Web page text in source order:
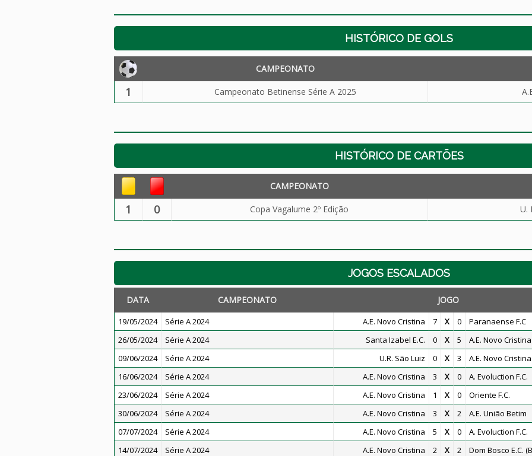
HISTÓRICO DE GOLS
CAMPEONATO
1 Campeonato Betinense Série A 2025
HISTÓRICO DE CARTÕES
CAMPEONATO
1 0 Copa Vagalume 2º Edição U.
JOGOS ESCALADOS
DATA CAMPEONATO JOGO
19/05/2024 Série A 2024 A.E. Novo Cristina 7 X 0
Paranaense F.C
26/05/2024
Série A 2024 Santa Izabel E.C. 0 X 5
A.E. Novo Cristina
09/06/2024
Série A 2024 U.R. São Luiz 0 X 3
A.E. Novo Cristina
16/06/2024
Série A 2024 A.E. Novo Cristina 3 X 0
A. Evoluction F.C.
23/06/2024
Série A 2024 A.E. Novo Cristina 1 X 0
Oriente F.C.
30/06/2024
Série A 2024 A.E. Novo Cristina 3 X 2
A.E. União Betim
07/07/2024
Série A 2024 A.E. Novo Cristina 5 X 0
A. Evoluction F.C.
14/07/2024
Série A 2024 A.E. Novo Cristina 2 X 2
Dom Bosco E.C.